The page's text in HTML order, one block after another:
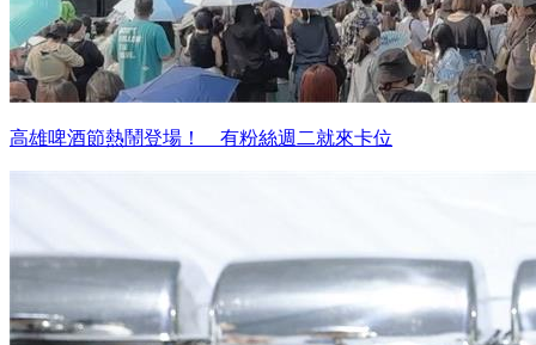
高雄啤酒節熱鬧登場！ 有粉絲週二就來卡位